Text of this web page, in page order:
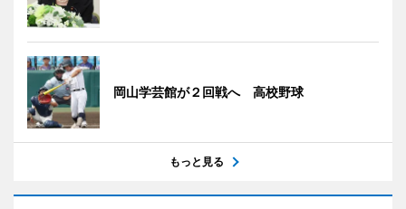
岡山学芸館が２回戦へ 高校野球
もっと見る